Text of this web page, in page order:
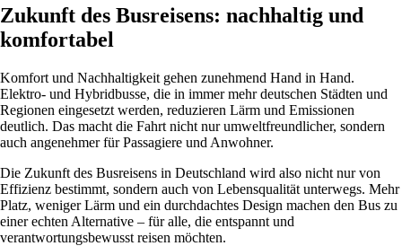
Zukunft des Busreisens: nachhaltig und
komfortabel
Komfort und Nachhaltigkeit gehen zunehmend Hand in Hand.
Elektro- und Hybridbusse, die in immer mehr deutschen Städten und
Regionen eingesetzt werden, reduzieren Lärm und Emissionen
deutlich. Das macht die Fahrt nicht nur umweltfreundlicher, sondern
auch angenehmer für Passagiere und Anwohner.
Die Zukunft des Busreisens in Deutschland wird also nicht nur von
Effizienz bestimmt, sondern auch von Lebensqualität unterwegs. Mehr
Platz, weniger Lärm und ein durchdachtes Design machen den Bus zu
einer echten Alternative – für alle, die entspannt und
verantwortungsbewusst reisen möchten.